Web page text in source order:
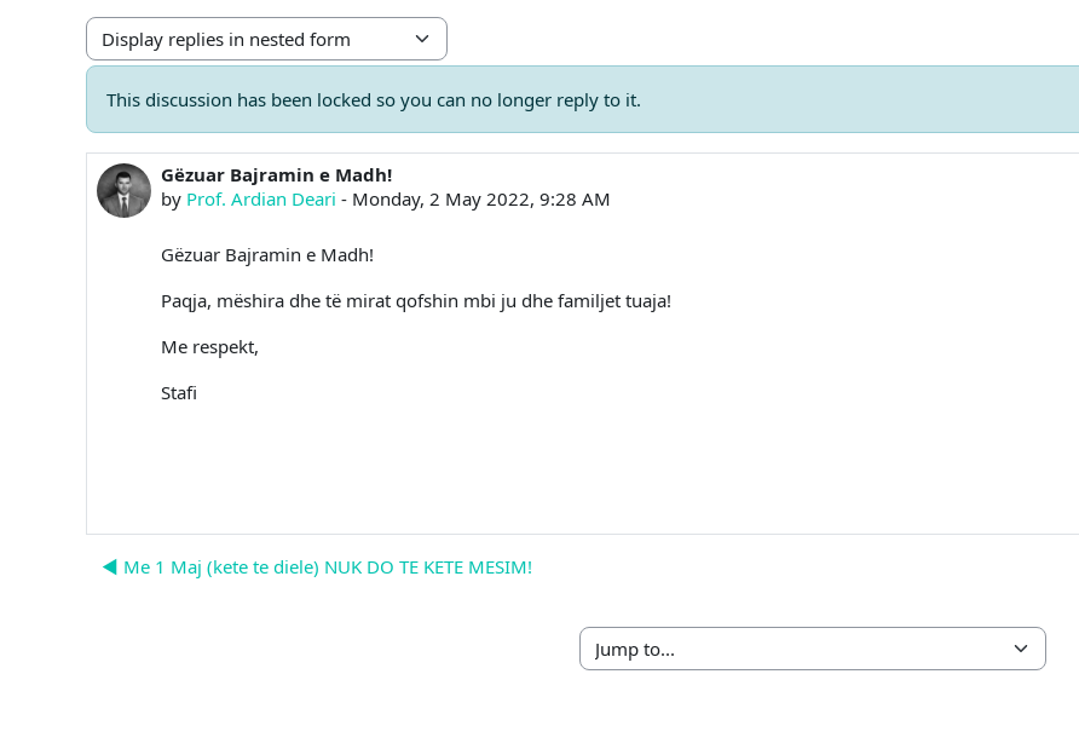
Display mode
This discussion has been locked so you can no longer reply to it.
Gëzuar Bajramin e Madh!
by Prof. Ardian Deari - Monday, 2 May 2022, 9:28 AM
Number of replies: 0
Gëzuar Bajramin e Madh!
Paqja, mëshira dhe të mirat qofshin mbi ju dhe familjet tuaja!
Me respekt,
Stafi
◀︎ Me 1 Maj (kete te diele) NUK DO TE KETE MESIM!
Jump to...